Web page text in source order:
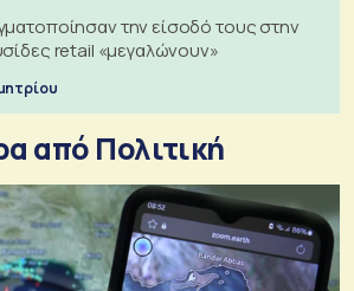
την είσοδό τους στην
retail «μεγαλώνουν»
από Πολιτική